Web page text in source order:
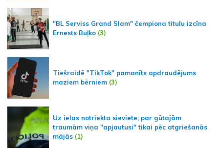
"BL Serviss Grand Slam" čempiona titulu izcīna
Ernests Buļko (3)
Tiešraidē "TikTok" pamanīts apdraudējums
maziem bērniem (3)
Uz ielas notriekta sieviete; par gūtajām
traumām viņa "apjautusi" tikai pēc atgriešanās
mājās (1)